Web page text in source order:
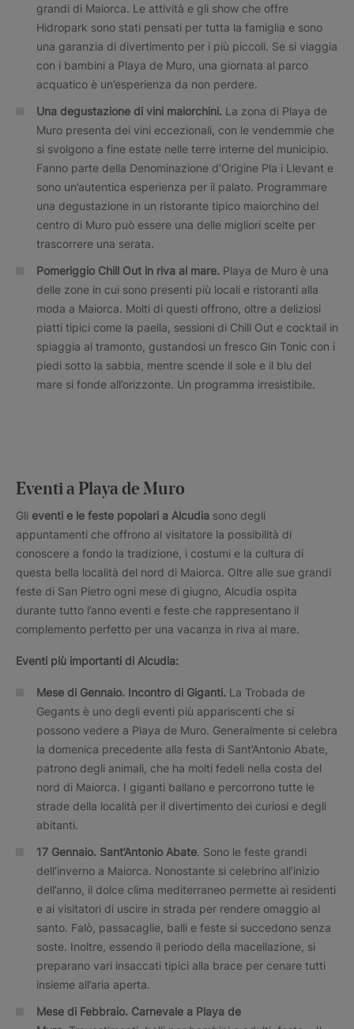
grandi di Maiorca. Le attività e gli show che offre
Hidropark sono stati pensati per tutta la famiglia e sono
una garanzia di divertimento per i più piccoli. Se si viaggia
con i bambini a Playa de Muro, una giornata al parco
acquatico è un’esperienza da non perdere.
Una degustazione di vini maiorchini. La zona di Playa de
Muro presenta dei vini eccezionali, con le vendemmie che
si svolgono a fine estate nelle terre interne del municipio.
Fanno parte della Denominazione d’Origine Pla i Llevant e
sono un’autentica esperienza per il palato. Programmare
una degustazione in un ristorante tipico maiorchino del
centro di Muro può essere una delle migliori scelte per
trascorrere una serata.
Pomeriggio Chill Out in riva al mare. Playa de Muro è una
delle zone in cui sono presenti più locali e ristoranti alla
moda a Maiorca. Molti di questi offrono, oltre a deliziosi
piatti tipici come la paella, sessioni di Chill Out e cocktail in
spiaggia al tramonto, gustandosi un fresco Gin Tonic con i
piedi sotto la sabbia, mentre scende il sole e il blu del
mare si fonde all’orizzonte. Un programma irresistibile.
Eventi a Playa de Muro
Gli eventi e le feste popolari a Alcudia sono degli
appuntamenti che offrono al visitatore la possibilità di
conoscere a fondo la tradizione, i costumi e la cultura di
questa bella località del nord di Maiorca. Oltre alle sue grandi
feste di San Pietro ogni mese di giugno, Alcudia ospita
durante tutto l’anno eventi e feste che rappresentano il
complemento perfetto per una vacanza in riva al mare.
Eventi più importanti di Alcudia:
Mese di Gennaio. Incontro di Giganti. La Trobada de
Gegants è uno degli eventi più appariscenti che si
possono vedere a Playa de Muro. Generalmente si celebra
la domenica precedente alla festa di Sant’Antonio Abate,
patrono degli animali, che ha molti fedeli nella costa del
nord di Maiorca. I giganti ballano e percorrono tutte le
strade della località per il divertimento dei curiosi e degli
abitanti.
17 Gennaio. Sant’Antonio Abate. Sono le feste grandi
dell’inverno a Maiorca. Nonostante si celebrino all’inizio
dell’anno, il dolce clima mediterraneo permette ai residenti
e ai visitatori di uscire in strada per rendere omaggio al
santo. Falò, passacaglie, balli e feste si succedono senza
soste. Inoltre, essendo il periodo della macellazione, si
preparano vari insaccati tipici alla brace per cenare tutti
insieme all’aria aperta.
Mese di Febbraio. Carnevale a Playa de